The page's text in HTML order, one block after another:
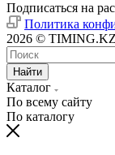
Подписаться на
Политика
2026 © TIMING.KZ
Найти
Каталог
По всему сайту
По каталогу